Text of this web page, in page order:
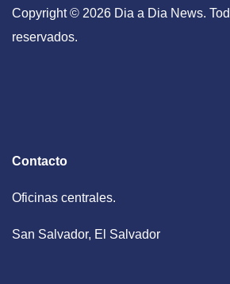
Copyright © 2026 Dia a Dia News.
reservados.
Contacto
Oficinas centrales.
San Salvador, El Salvador